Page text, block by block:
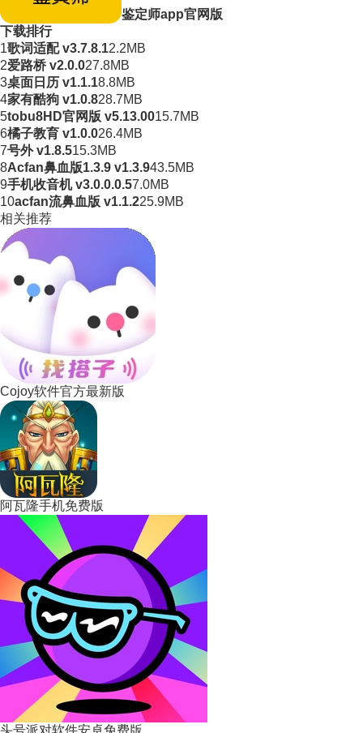
鉴定师app官网版
下载排行
1歌词适配 v3.7.8.12.2MB
2爱路桥 v2.0.027.8MB
3桌面日历 v1.1.18.8MB
4家有酷狗 v1.0.828.7MB
5tobu8HD官网版 v5.13.0015.7MB
6橘子教育 v1.0.026.4MB
7号外 v1.8.515.3MB
8Acfan鼻血版1.3.9 v1.3.943.5MB
9手机收音机 v3.0.0.0.57.0MB
10acfan流鼻血版 v1.1.225.9MB
相关推荐
Cojoy软件官方最新版
阿瓦隆手机免费版